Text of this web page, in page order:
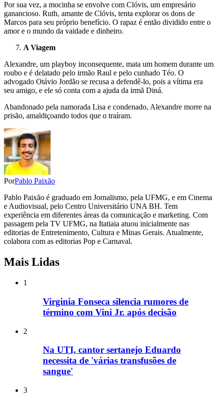
Por sua vez, a mocinha se envolve com Clóvis, um empresário
ganancioso. Ruth, amante de Clóvis, tenta explorar os dons de
Marcos para seu próprio benefício. O rapaz é então dividido entre o
amor e o mundo da vaidade e dinheiro.
A Viagem
Alexandre, um playboy inconsequente, mata um homem durante um
roubo e é delatado pelo irmão Raul e pelo cunhado Téo. O
advogado Otávio Jordão se recusa a defendê-lo, pois a vítima era
seu amigo, e ele só conta com a ajuda da irmã Diná.
Abandonado pela namorada Lisa e condenado, Alexandre morre na
prisão, amaldiçoando todos que o traíram.
PorPablo Paixão
Pablo Paixão é graduado em Jornalismo, pela UFMG, e em Cinema
e Audiovisual, pelo Centro Universitário UNA BH. Tem
experiência em diferentes áreas da comunicação e marketing. Com
passagem pela TV UFMG, na Itatiaia atuou inicialmente nas
editorias de Entretenimento, Cultura e Minas Gerais. Atualmente,
colabora com as editorias Pop e Carnaval.
Mais Lidas
1
Virginia Fonseca silencia rumores de
término com Vini Jr. após decisão
2
Na UTI, cantor sertanejo Eduardo
necessita de 'várias transfusões de
sangue'
3